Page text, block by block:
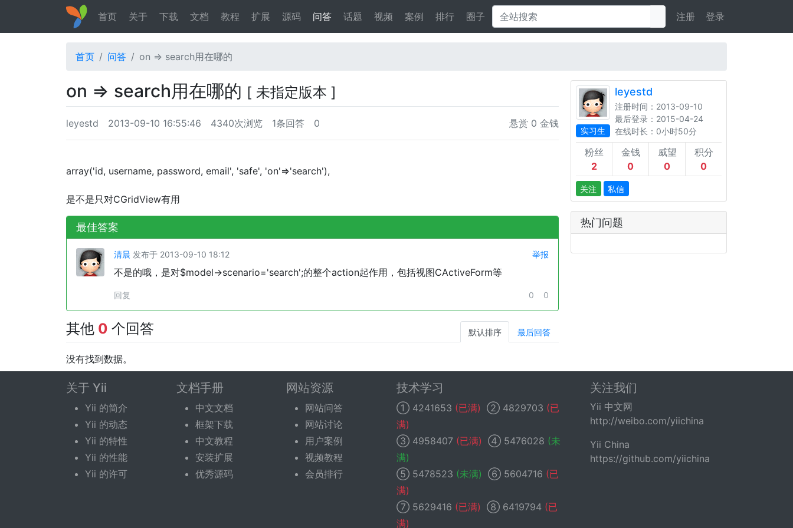
首页 关于 下载 文档 教程 扩展 源码 问答 话题 视频 案例 排行 圈子 注册 登录
首页 问答 on => search用在哪的
on => search用在哪的 [ 未指定版本 ]
leyestd 2013-09-10 16:55:46 4340次浏览 1条回答 0 悬赏 0 金钱
array('id, username, password, email', 'safe', 'on'=>'search'),
是不是只对CGridView有用
最佳答案
清晨 发布于 2013-09-10 18:12 举报
不是的哦，是对$model->scenario='search';的整个action起作用，包括视图CActiveForm等
回复 0 0
其他 0 个回答 默认排序 最后回答
没有找到数据。
回答问题
您需要登录后才可以回答。 登录|立即注册
实习生
leyestd
注册时间：2013-09-10
最后登录：2015-04-24
在线时长：0小时50分
粉丝
2
金钱
0
威望
0
积分
0
关注 私信
热门问题
关于 Yii
Yii 的简介
Yii 的动态
Yii 的特性
Yii 的性能
Yii 的许可
文档手册
中文文档
框架下载
中文教程
安装扩展
优秀源码
网站资源
网站问答
网站讨论
用户案例
视频教程
会员排行
技术学习
① 4241653 (已满) ② 4829703 (已
满)
③ 4958407 (已满) ④ 5476028 (未
满)
⑤ 5478523 (未满) ⑥ 5604716 (已
满)
⑦ 5629416 (已满) ⑧ 6419794 (已
满)
关注我们
Yii 中文网
http://weibo.com/yiichina
Yii China
https://github.com/yiichina